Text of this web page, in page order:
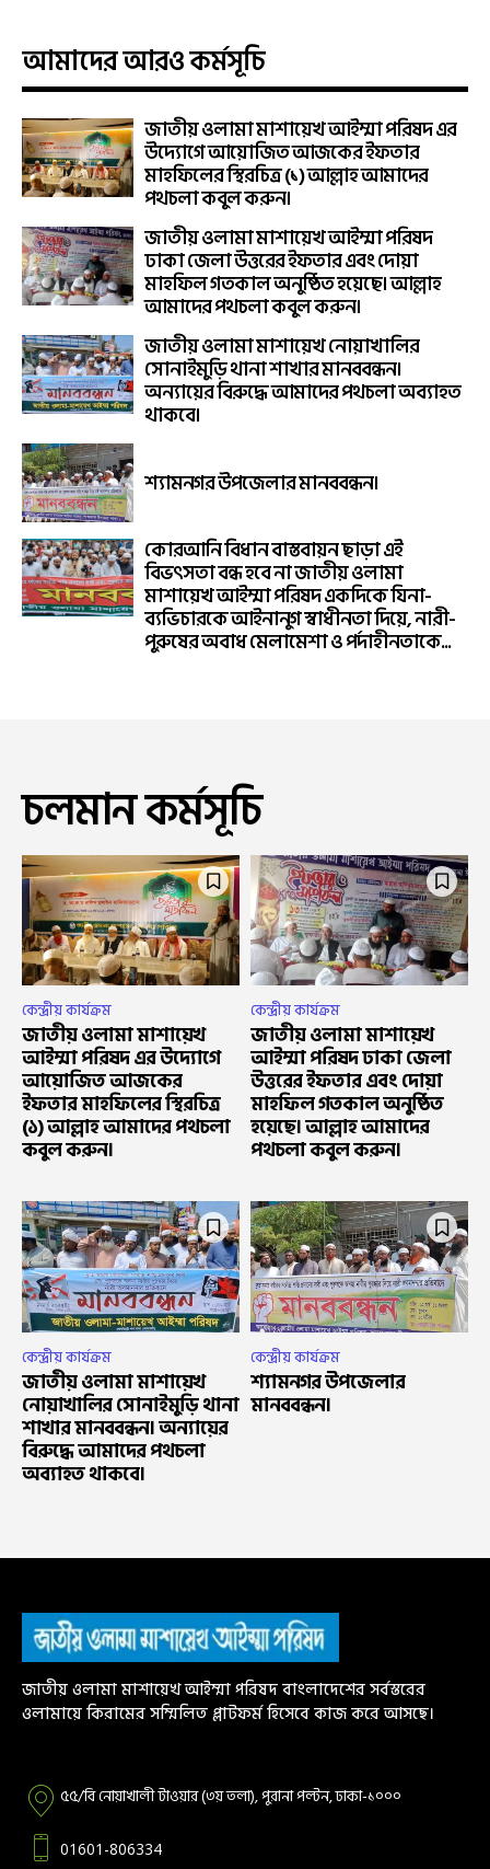
আমাদের আরও কর্মসূচি
জাতীয় ওলামা মাশায়েখ আইম্মা পরিষদ এর
উদ্যোগে আয়োজিত আজকের ইফতার
মাহফিলের স্থিরচিত্র (১) আল্লাহ আমাদের
পথচলা কবুল করুন।
জাতীয় ওলামা মাশায়েখ আইম্মা পরিষদ
ঢাকা জেলা উত্তরের ইফতার এবং দোয়া
মাহফিল গতকাল অনুষ্ঠিত হয়েছে। আল্লাহ
আমাদের পথচলা কবুল করুন।
জাতীয় ওলামা মাশায়েখ নোয়াখালির
সোনাইমুড়ি থানা শাখার মানববন্ধন।
অন্যায়ের বিরুদ্ধে আমাদের পথচলা অব্যাহত
থাকবে।
শ্যামনগর উপজেলার মানববন্ধন।
কোরআনি বিধান বাস্তবায়ন ছাড়া এই
বিভৎসতা বন্ধ হবে না জাতীয় ওলামা
মাশায়েখ আইম্মা পরিষদ একদিকে যিনা-
ব্যভিচারকে আইনানুগ স্বাধীনতা দিয়ে, নারী-
পুরুষের অবাধ মেলামেশা ও পর্দাহীনতাকে...
চলমান কর্মসূচি
কেন্দ্রীয় কার্যক্রম
জাতীয় ওলামা মাশায়েখ
আইম্মা পরিষদ এর উদ্যোগে
আয়োজিত আজকের
ইফতার মাহফিলের স্থিরচিত্র
(১) আল্লাহ আমাদের পথচলা
কবুল করুন।
কেন্দ্রীয় কার্যক্রম
জাতীয় ওলামা মাশায়েখ
আইম্মা পরিষদ ঢাকা জেলা
উত্তরের ইফতার এবং দোয়া
মাহফিল গতকাল অনুষ্ঠিত
হয়েছে। আল্লাহ আমাদের
পথচলা কবুল করুন।
কেন্দ্রীয় কার্যক্রম
জাতীয় ওলামা মাশায়েখ
নোয়াখালির সোনাইমুড়ি থানা
শাখার মানববন্ধন। অন্যায়ের
বিরুদ্ধে আমাদের পথচলা
অব্যাহত থাকবে।
কেন্দ্রীয় কার্যক্রম
শ্যামনগর উপজেলার
মানববন্ধন।
জাতীয় ওলামা মাশায়েখ আইম্মা পরিষদ বাংলাদেশের সর্বস্তরের
ওলামায়ে কিরামের সম্মিলিত প্লাটফর্ম হিসেবে কাজ করে আসছে।
৫৫/বি নোয়াখালী টাওয়ার (৩য় তলা), পুরানা পল্টন, ঢাকা-১০০০
01601-806334